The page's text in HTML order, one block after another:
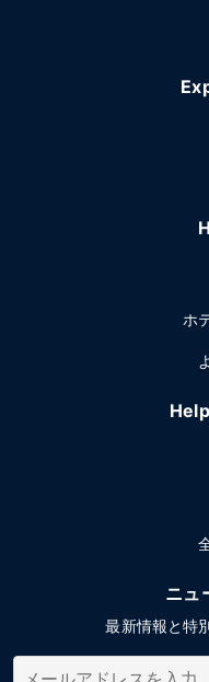
ホ
ニュ
最新情報と特